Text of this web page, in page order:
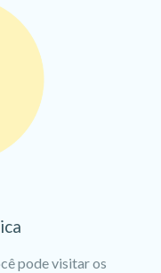
pode visitar os